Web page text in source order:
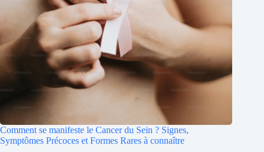
Comment se manifeste le Cancer du Sein ? Signes,
Symptômes Précoces et Formes Rares à connaître